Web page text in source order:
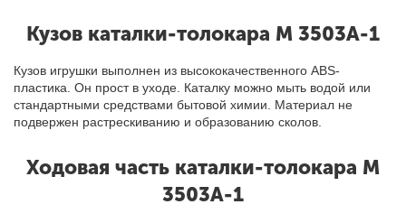
Кузов каталки-толокара M 3503A-1
Кузов игрушки выполнен из высококачественного ABS-
пластика. Он прост в уходе. Каталку можно мыть водой или
стандартными средствами бытовой химии. Материал не
подвержен растрескиванию и образованию сколов.
Ходовая часть каталки-толокара M
3503A-1